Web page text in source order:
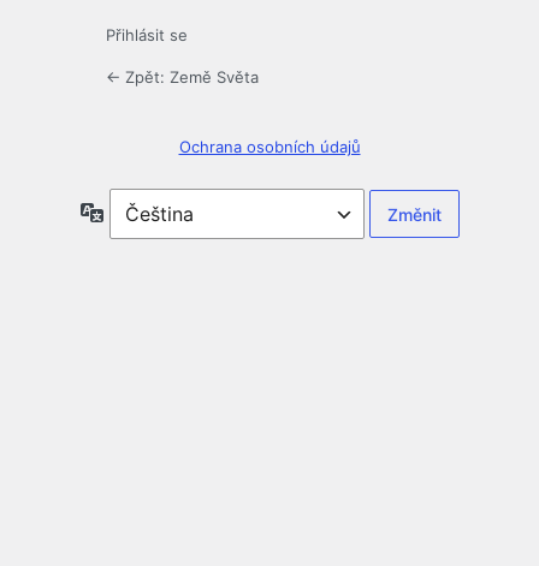
Přihlásit se
← Zpět: Země Světa
Ochrana osobních údajů
Jazyky